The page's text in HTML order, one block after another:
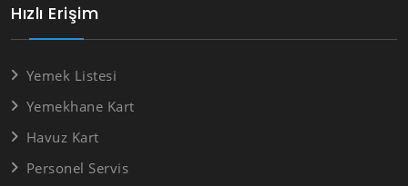
Hızlı Erişim
Yemek Listesi
Yemekhane Kart
Havuz Kart
Personel Servis